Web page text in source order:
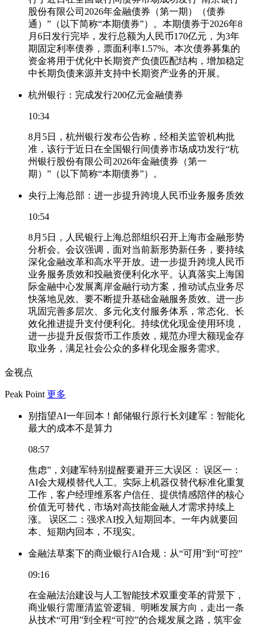
股份有限公司2026年金融债券（第一期）（债券
通）”（以下简称“本期债券”）。本期债券于2026年8
月6日发行完毕，发行总额为人民币170亿元，为3年
期固定利率债券，票面利率1.57%。本次债券募集的
资金将用于优化中长期资产负债匹配结构，增加稳定
中长期负债来源并支持中长期资产业务的开展。
杭州银行：完成发行200亿元金融债券
10:34
8月5日，杭州银行发布公告称，经相关监管机构批
准，该行于近日在全国银行间债券市场成功发行“杭
州银行股份有限公司2026年金融债券（第一
期）”（以下简称“本期债券”）。
央行上海总部：进一步提升跨境人民币业务服务质效
10:54
8月5日，人民银行上海总部组织召开上海市金融形势
分析会。会议强调，面对当前新形势新任务，要持续
深化金融改革和高水平开放。进一步提升跨境人民币
业务服务质效和投融资便利化水平。认真落实上海国
际金融中心发展离岸金融行动方案，推动试点业务尽
快落地见效。要不断提升基础金融服务质效。进一步
巩固完善多层次、多元化支付服务体系，常态化、长
效化推进提升支付便利化。持续优化现金使用环境，
进一步提升反假货币工作质效，规范办理大额现金存
取业务，满足社会公众的多样化现金服务需求。
金视点
Peak Point 更多
别指望AI一年回本！邮储银行原行长刘建军：智能化
最大的成本不是算力
08:57
焦虑”，刘建军特别提醒要避开三大误区： 误区一：
AI会大规模替代人工。实际上机器仅替代标准化重复
工作，客户经理维系客户信任、提供情感陪伴的核心
价值无可替代，市场对高技能金融人才需求持续上
涨。 误区二：强求AI投入短期回本。一年内就要回
本、短期内回本，不现实。
金融法草案下的商业银行AI合规：从“可用”到“可控”
09:16
在金融法治建设与人工智能技术双重变革的背景下，
商业银行需厘清监管逻辑、明晰发展方向，走出一条
从技术“可用”到全程“可控”的合规发展之路，筑牢金